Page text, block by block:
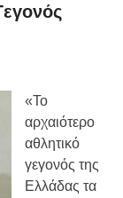
«Το
αρχαιότερο
αθλητικό
γεγονός της
Ελλάδας τα